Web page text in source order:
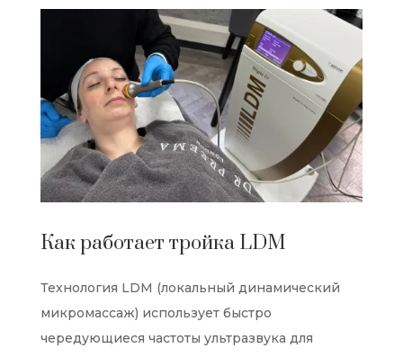
Как работает тройка LDM
Технология LDM (локальный динамический
микромассаж) использует быстро
чередующиеся частоты ультразвука для